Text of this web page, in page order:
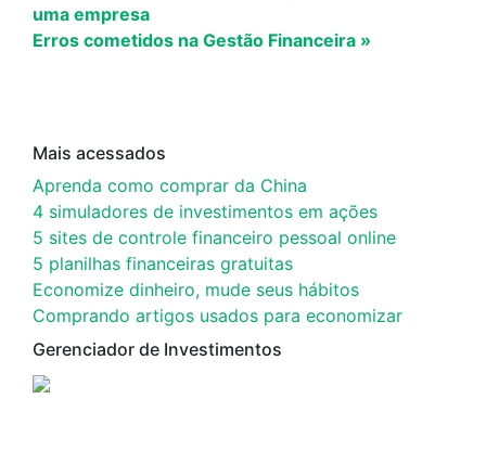
uma empresa
Erros cometidos na Gestão Financeira »
Mais acessados
Aprenda como comprar da China
4 simuladores de investimentos em ações
5 sites de controle financeiro pessoal online
5 planilhas financeiras gratuitas
Economize dinheiro, mude seus hábitos
Comprando artigos usados para economizar
Gerenciador de Investimentos